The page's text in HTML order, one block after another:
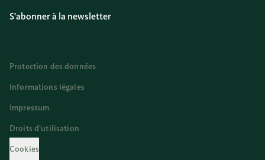
S'abonner à la newsletter
Protection des données
Informations légales
Impressum
Droits d’utilisation
Cookies